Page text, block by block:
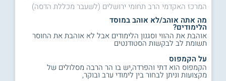
המרכז האקדמי הרב תחומי ירושלים (לשעבר מכללת הדסה)
מה אתה אוהב/לא אוהב במוסד
הלימודים?
אוהבת את ההווי וסגנון הלימודים אבל לא אוהבת את החוסר
תשומת לב לבקשות הסטודנטים
על הקמפוס
הקמפוס הוא דתי והפרדה,יש בו הר הרבה מסלולים של
מקצועות וניתן לבחור בין לימודי ערב ובוקר,